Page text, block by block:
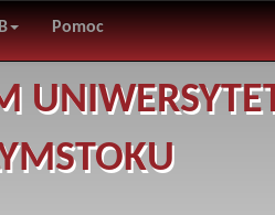
Pomoc